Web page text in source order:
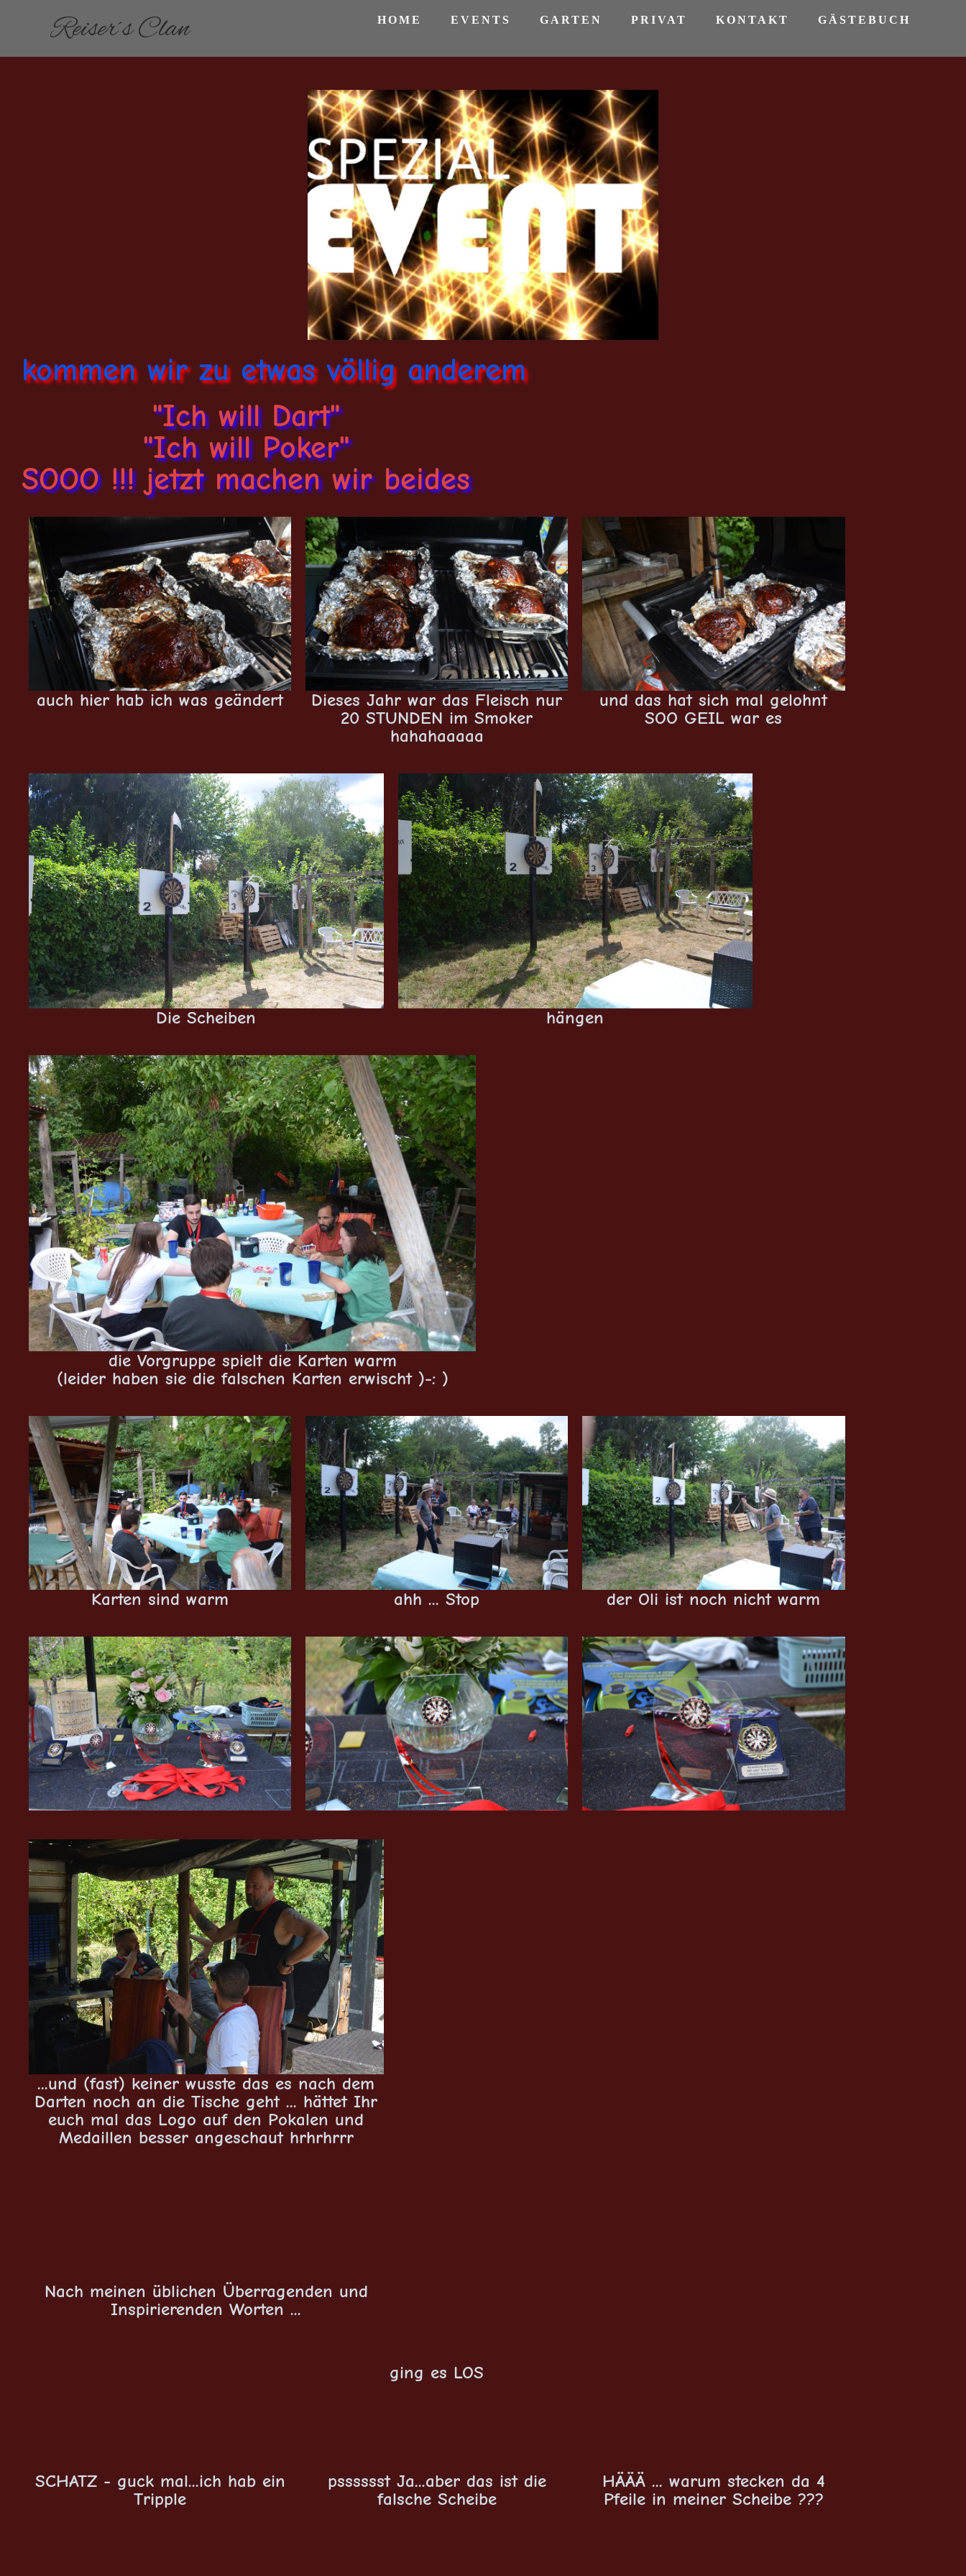
Reiser´s Clan HOME EVENTS GARTEN PRIVAT KONTAKT GÄSTEBUCH
kommen wir zu etwas völlig anderem
"Ich will Dart"
"Ich will Poker"
SOOO !!! jetzt machen wir beides
auch hier hab ich was geändert
Dieses Jahr war das Fleisch nur
20 STUNDEN im Smoker
hahahaaaaa
und das hat sich mal gelohnt
SOO GEIL war es
Die Scheiben hängen
die Vorgruppe spielt die Karten warm
(leider haben sie die falschen Karten erwischt )-: )
Karten sind warm ahh ... Stop der Oli ist noch nicht warm
...und (fast) keiner wusste das es nach dem
Darten noch an die Tische geht ... hättet Ihr
euch mal das Logo auf den Pokalen und
Medaillen besser angeschaut hrhrhrrr
Nach meinen üblichen Überragenden und
Inspirierenden Worten ...
ging es LOS
SCHATZ - guck mal...ich hab ein
Tripple
psssssst Ja...aber das ist die
falsche Scheibe
HÄÄÄ ... warum stecken da 4
Pfeile in meiner Scheibe ???